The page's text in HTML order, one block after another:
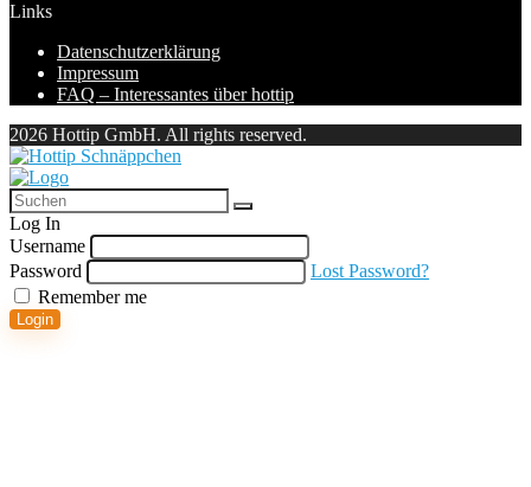
Links
Datenschutzerklärung
Impressum
FAQ – Interessantes über hottip
2026 Hottip GmbH. All rights reserved.
Log In
Username
Password
Lost Password?
Remember me
Login